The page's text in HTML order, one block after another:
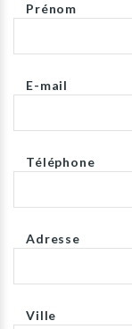
Prénom
E-mail
Téléphone
Adresse
Ville